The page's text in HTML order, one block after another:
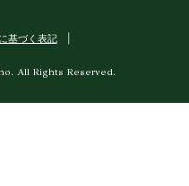
基づく表記
All Rights Reserved.